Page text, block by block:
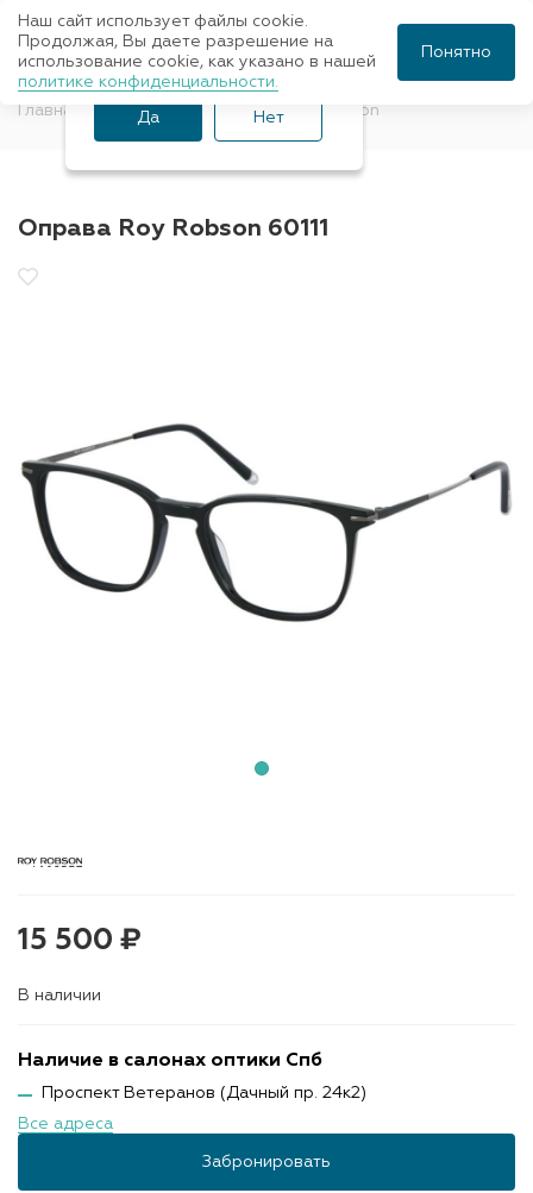
Главная Оправы для очков Roy Robson
Оправа Roy Robson 60111
15 500 ₽
В наличии
Наличие в салонах оптики Спб
Проспект Ветеранов (Дачный пр. 24к2)
Все адреса
Забронировать
Ваш город Санкт-
Петербург?
Да Нет
Наш сайт использует файлы cookie.
Продолжая, Вы даете разрешение на
использование cookie, как указано в нашей
политике конфиденциальности.
Понятно